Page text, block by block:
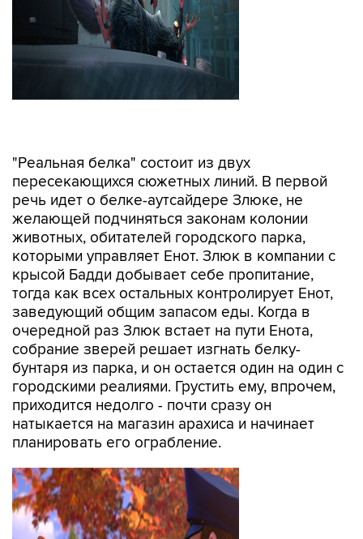
речь идет о белке-аутсайдере Злюке, не
желающей подчиняться законам колонии
животных, обитателей городского парка,
которыми управляет Енот. Злюк в компании с
крысой Бадди добывает себе пропитание,
тогда как всех остальных контролирует Енот,
заведующий общим запасом еды. Когда в
очередной раз Злюк встает на пути Енота,
собрание зверей решает изгнать белку-
бунтаря из парка, и он остается один на один с
городскими реалиями. Грустить ему, впрочем,
приходится недолго - почти сразу он
натыкается на магазин арахиса и начинает
планировать его ограбление.